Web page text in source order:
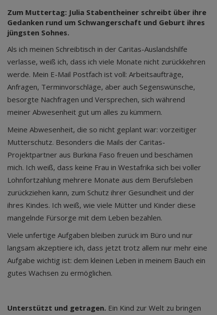
Zum Muttertag: Julia Stabentheiner schreibt über ihre
Gedanken rund um Schwangerschaft und Geburt ihres
jüngsten Sohnes.
Als ich meinen Schreibtisch in der Caritas-Auslandshilfe
verlasse, weiß ich, dass ich viele Monate nicht zurückkehren
werde. Mein E-Mail Postfach ist voll: Arbeitsaufträge,
Anfragen, Terminvorschläge, aber auch Segenswünsche,
besorgte Nachfragen und Versprechen, sich während
meiner Abwesenheit gut um alles zu kümmern.
Meine Abwesenheit, die so nicht geplant war: vorzeitiger
Mutterschutz. Besonders die Mails der Caritas-
Projektpartner aus Burkina Faso freuen und beschämen
mich. Ich weiß, dass keine Frau in Westafrika sich bei voller
Lohnfortzahlung mehrere Monate aus dem Berufsleben
zurückziehen kann, zum Schutz ihrer Gesundheit und der
ihres Kindes. Ich weiß, wie viele Mütter und Kinder diese
mangelnde Fürsorge mit dem Leben bezahlen.
Viele unfertige Aufgaben bleiben zurück im Büro und nur
langsam akzeptiere ich, dass jetzt trotz allem nur mehr eine
Aufgabe wichtig ist: dem kleinen Leben in meinem Bauch ein
gutes Wachsen zu ermöglichen.
Unterstützt und getragen. Ein Kind zur Welt zu bringen